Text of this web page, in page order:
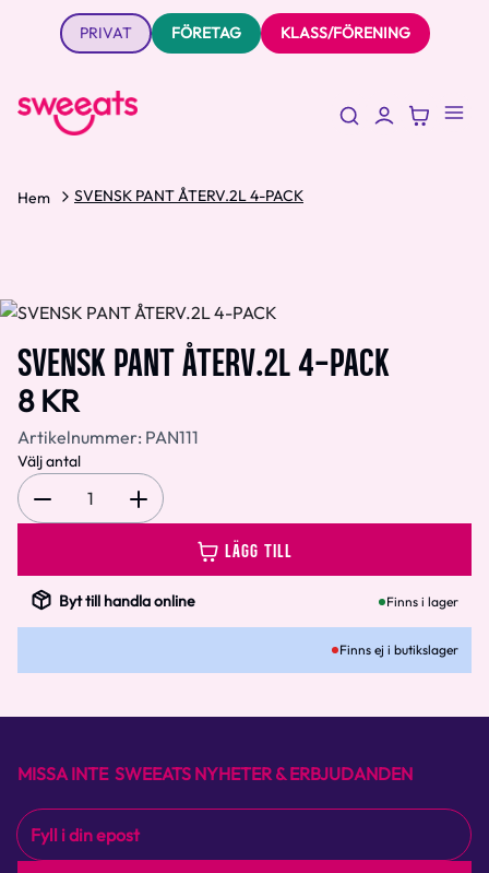
PRIVAT FÖRETAG KLASS/FÖRENING
Hem SVENSK PANT ÅTERV.2L 4-PACK
SVENSK PANT ÅTERV.2L 4-PACK
8 KR
Artikelnummer: PAN111
Välj antal
1
LÄGG TILL
Byt till handla online Finns i lager
Finns ej i butikslager
MISSA INTE SWEEATS NYHETER & ERBJUDANDEN